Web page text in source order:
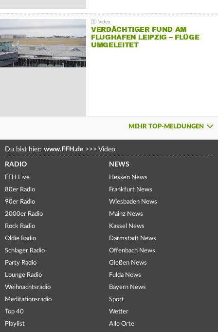
VERDÄCHTIGER FUND AM
FLUGHAFEN LEIPZIG – FLÜGE
UMGELEITET
MEHR TOP-MELDUNGEN
Du bist hier: www.FFH.de >>> Video
RADIO
FFH Live
80er Radio
90er Radio
2000er Radio
Rock Radio
Oldie Radio
Schlager Radio
Party Radio
Lounge Radio
Weihnachtsradio
Meditationsradio
Top 40
Playlist
NEWS
Hessen News
Frankfurt News
Wiesbaden News
Mainz News
Kassel News
Darmstadt News
Offenbach News
Gießen News
Fulda News
Bayern News
Sport
Wetter
Alle Orte